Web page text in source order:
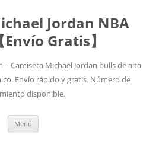
Jordan NBA
Gratis】
– Camiseta Michael Jordan bulls de alta
Envío rápido y gratis. Número de
disponible.
Menú